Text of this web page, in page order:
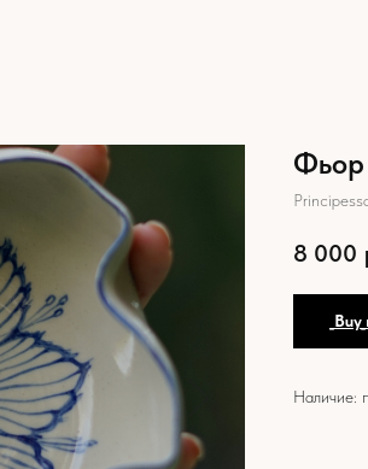
Фьор
8 000
Наличие: